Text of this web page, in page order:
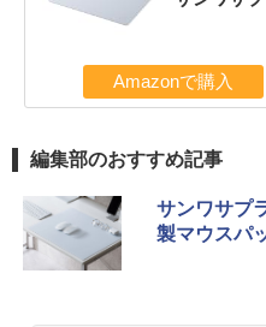
Amazonで購入
編集部のおすすめ記事
サンワサプ
製マウスパ